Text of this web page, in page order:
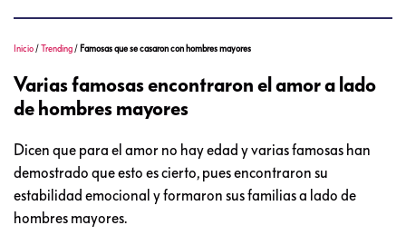
Inicio /Trending / Famosas que se casaron con hombres mayores
Varias famosas encontraron el amor a lado
de hombres mayores
Dicen que para el amor no hay edad y varias famosas han
demostrado que esto es cierto, pues encontraron su
estabilidad emocional y formaron sus familias a lado de
hombres mayores.